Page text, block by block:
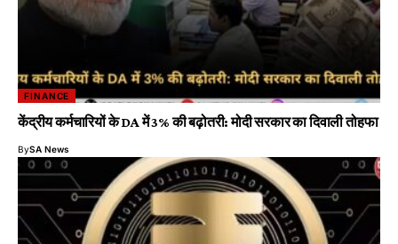
FINANCE
केंद्रीय कर्मचारियों के DA में 3% की बढ़ोतरी: मोदी सरकार का दिवाली तोहफा
BySA News